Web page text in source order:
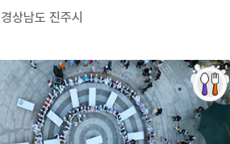
경상남도 진주시